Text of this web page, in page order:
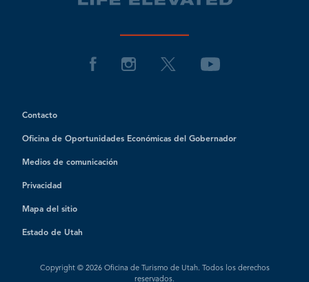
Contacto
Oficina de Oportunidades Económicas del Gobernador
Medios de comunicación
Privacidad
Mapa del sitio
Estado de Utah
Copyright © 2026 Oficina de Turismo de Utah. Todos los derechos
reservados.